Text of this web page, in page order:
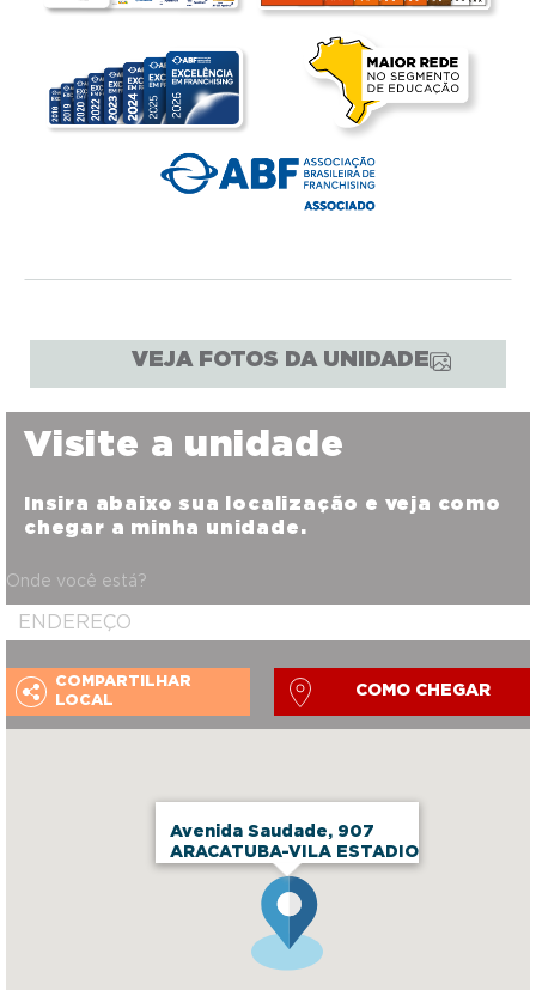
VEJA FOTOS DA UNIDADE
Avenida Saudade, 907
ARACATUBA-VILA ESTADIO
Visite a unidade
Insira abaixo sua localização e veja como
chegar a minha unidade.
Onde você está?
COMPARTILHAR
LOCAL
COMO CHEGAR